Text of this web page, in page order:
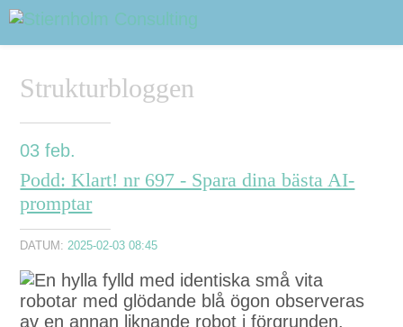
Navigering
OM DAVID STIERNHOLM
TJÄNSTER
FÖRELÄSNINGAR
BLOGG SHOP KUNDER PRESS SÖK
Strukturbloggen
03 feb.
Podd: Klart! nr 697 - Spara dina bästa AI-
promptar
DATUM:2025-02-03 08:45